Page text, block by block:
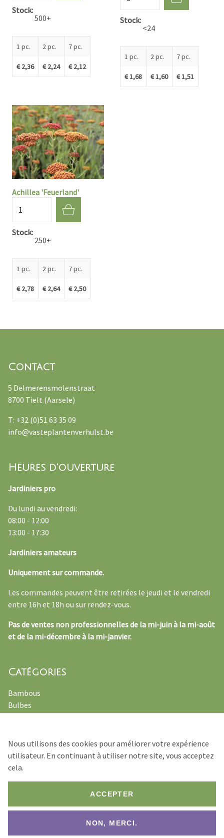
Stock
500+
1 pc.
€ 2,36
2 pc.
€ 2,24
7 pc.
€ 2,12
Stock
<24
1 pc.
€ 1,68
2 pc.
€ 1,60
7 pc.
€ 1,51
Achillea 'Feuerland'
Stock
250+
1 pc.
€ 2,78
2 pc.
€ 2,64
7 pc.
€ 2,50
Contact
5 Delmerensmolenstraat
8700 Tielt (Aarsele)
T: +32 (0)51 63 35 09
info@vasteplantenverhulst.be
Heures d'ouverture
Jardiniers pro
Du lundi au vendredi:
08:00 - 12:00
13:00 - 17:30
Jardiniers amateurs
Uniquement sur commande.
Les commandes peuvent être retirées le jeudi et le vendredi
entre 16h et 18h ou sur rendez-vous.
Pas de ventes non professionnelles de la mi-juin à la mi-août
et de la mi-décembre à la mi-janvier.
Catégories
Bambous
Bulbes
Plantes officinales
Vivaces
Graminées ornamentales
© 2026 Verhulst – Van Ryckeghem
Déclaration de confidentialité
Nous utilisons des cookies pour améliorer votre expérience
utilisateur. En continuant à utiliser notre site, vous acceptez
cela.
ACCEPTER
NON, MERCI.